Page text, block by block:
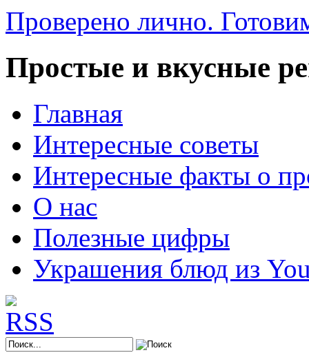
Проверено лично.
Простые и вкусные
Главная
Интересные советы
Интересные факты о
О нас
Полезные цифры
Украшения блюд из